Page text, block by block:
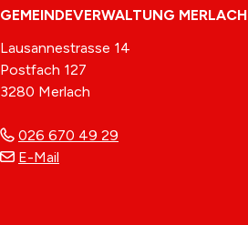
GEMEINDEVERWALTUNG MERLACH
Lausannestrasse 14
Postfach 127
3280 Merlach
026 670 49 29
E-Mail